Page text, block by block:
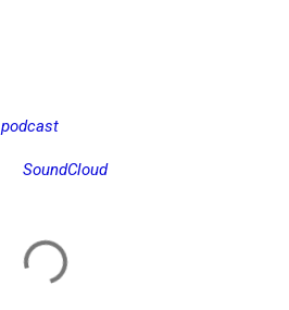
podcast
SoundCloud